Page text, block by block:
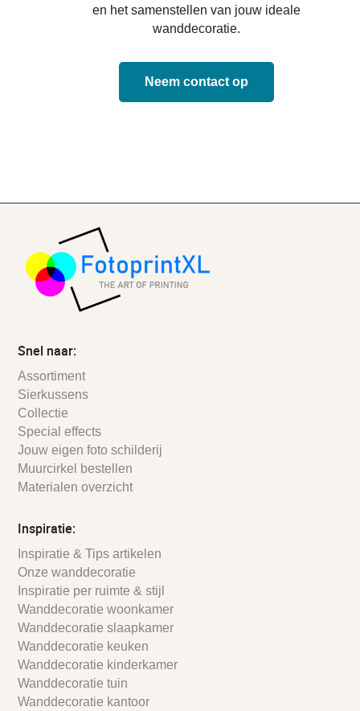
en het samenstellen van jouw ideale
wanddecoratie.
Neem contact op
Snel naar:
Assortiment
Sierkussens
Collectie
Special effects
Jouw eigen foto schilderij
Muurcirkel bestellen
Materialen overzicht
Inspiratie:
Inspiratie & Tips artikelen
Onze wanddecoratie
Inspiratie per ruimte & stijl
Wanddecoratie woonkamer
Wanddecoratie slaapkamer
Wanddecoratie keuken
Wanddecoratie kinderkamer
Wanddecoratie tuin
Wanddecoratie kantoor